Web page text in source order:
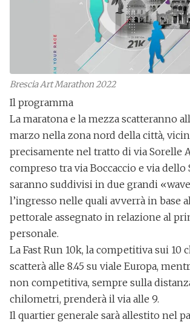
Brescia Art Marathon 2022
Il programma
La maratona e la mezza scatteranno
marzo nella zona nord della città,
precisamente nel tratto di via Sorelle
compreso tra via Boccaccio e via dello
saranno suddivisi in due grandi
l’ingresso nelle quali avverrà in base
pettorale assegnato in relazione al
personale.
La Fast Run 10k, la competitiva sui 10
scatterà alle 8.45 su viale Europa,
non competitiva, sempre sulla
chilometri, prenderà il via alle 9.
Il quartier generale sarà allestito nel